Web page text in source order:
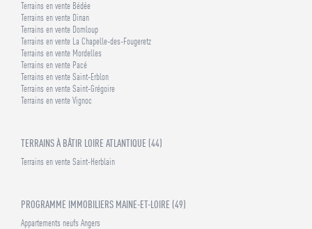
Terrains en vente Bédée
Terrains en vente Dinan
Terrains en vente Domloup
Terrains en vente La Chapelle-des-Fougeretz
Terrains en vente Mordelles
Terrains en vente Pacé
Terrains en vente Saint-Erblon
Terrains en vente Saint-Grégoire
Terrains en vente Vignoc
TERRAINS À BÂTIR LOIRE ATLANTIQUE (44)
Terrains en vente Saint-Herblain
PROGRAMME IMMOBILIERS MAINE-ET-LOIRE (49)
Appartements neufs Angers